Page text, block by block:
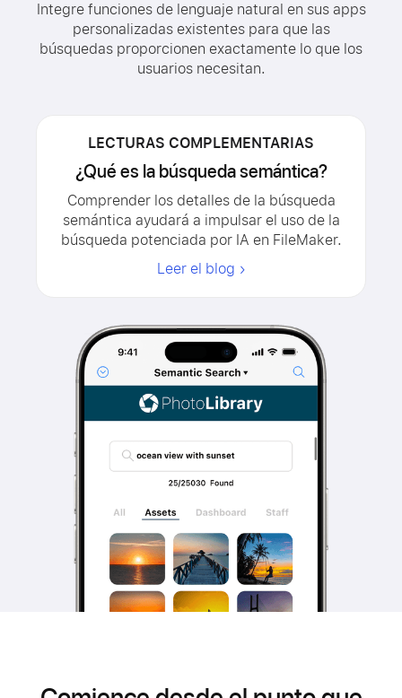
Integre funciones de lenguaje natural en sus apps
personalizadas existentes para que las
búsquedas proporcionen exactamente lo que los
usuarios necesitan.
LECTURAS COMPLEMENTARIAS
¿Qué es la búsqueda semántica?
Comprender los detalles de la búsqueda
semántica ayudará a impulsar el uso de la
búsqueda potenciada por IA en FileMaker.
Leer el blog